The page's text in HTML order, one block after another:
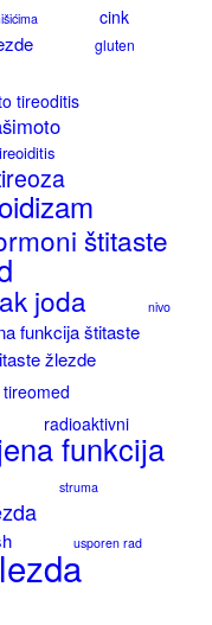
cink
gluten
tireoditis
štitaste
joda
nivo
funkcija štitaste
žlezde
radioaktivni
funkcija
struma
usporen rad